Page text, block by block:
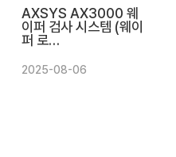
AXSYS AX3000 웨
이퍼 검사 시스템 (웨이
퍼 로…
2025-08-06